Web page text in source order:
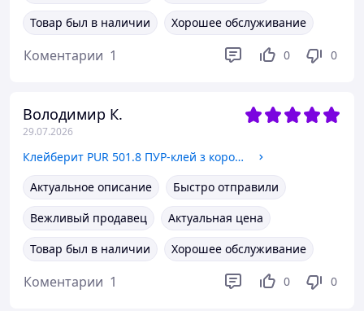
Товар был в наличии
Хорошее обслуживание
Коментарии 1 0 0
Володимир К.
29.07.2026
Клейберит PUR 501.8 ПУР-клей з коротким часом переробки (0,5 кг)
Актуальное описание
Быстро отправили
Вежливый продавец
Актуальная цена
Товар был в наличии
Хорошее обслуживание
Коментарии 1 0 0